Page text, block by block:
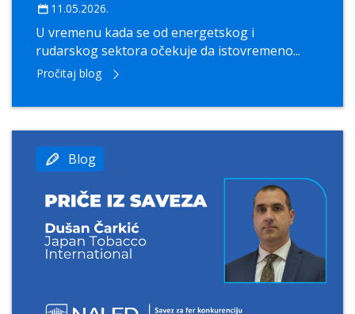
11.05.2026.
U vremenu kada se od energetskog i
rudarskog sektora očekuje da istovremeno...
Pročitaj blog
Blog